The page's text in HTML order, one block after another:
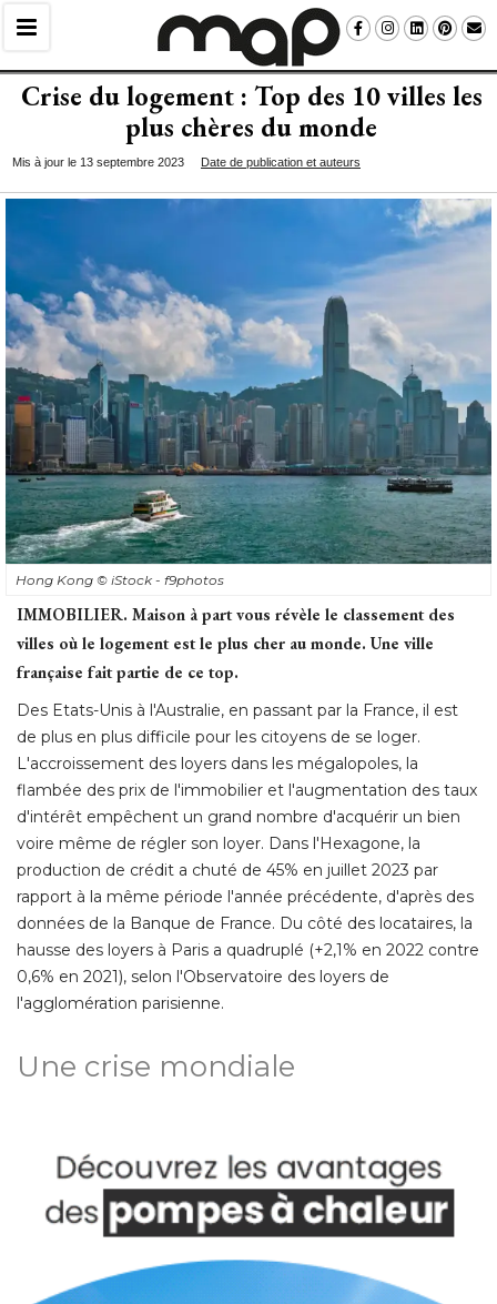
Crise du logement : Top des 10 villes les
plus chères du monde
Mis à jour le 13 septembre 2023 Date de publication et auteurs
Hong Kong © iStock - f9photos
IMMOBILIER. Maison à part vous révèle le classement des
villes où le logement est le plus cher au monde. Une ville
française fait partie de ce top.
Des Etats-Unis à l'Australie, en passant par la France, il est
de plus en plus difficile pour les citoyens de se loger.
L'accroissement des loyers dans les mégalopoles, la
flambée des prix de l'immobilier et l'augmentation des taux
d'intérêt empêchent un grand nombre d'acquérir un bien
voire même de régler son loyer. Dans l'Hexagone, la
production de crédit a chuté de 45% en juillet 2023 par
rapport à la même période l'année précédente, d'après des
données de la Banque de France. Du côté des locataires, la
hausse des loyers à Paris a quadruplé (+2,1% en 2022 contre
0,6% en 2021), selon l'Observatoire des loyers de
l'agglomération parisienne.
Une crise mondiale